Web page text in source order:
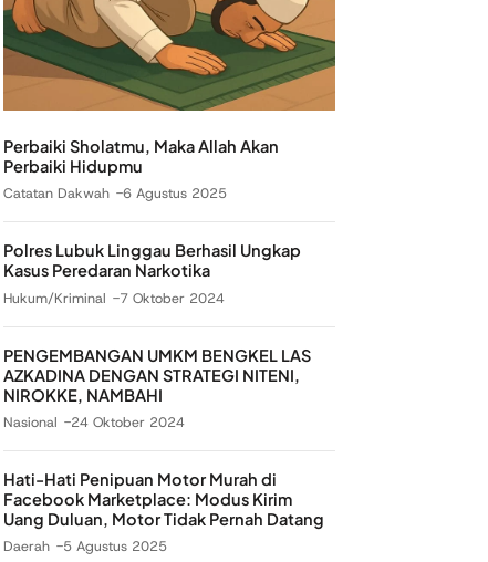
Perbaiki Sholatmu, Maka Allah Akan
Perbaiki Hidupmu
Catatan Dakwah 6 Agustus 2025
Polres Lubuk Linggau Berhasil Ungkap
Kasus Peredaran Narkotika
Hukum/Kriminal 7 Oktober 2024
PENGEMBANGAN UMKM BENGKEL LAS
AZKADINA DENGAN STRATEGI NITENI,
NIROKKE, NAMBAHI
Nasional 24 Oktober 2024
Hati-Hati Penipuan Motor Murah di
Facebook Marketplace: Modus Kirim
Uang Duluan, Motor Tidak Pernah Datang
Daerah 5 Agustus 2025